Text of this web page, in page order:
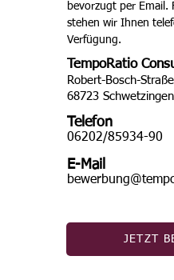
bevorzugt per Email.
stehen wir Ihnen
Verfügung.
TempoRatio
Robert-Bosch-
68723 Schwetzingen
06202/85934-90
Telefon
E-Mail
JETZT